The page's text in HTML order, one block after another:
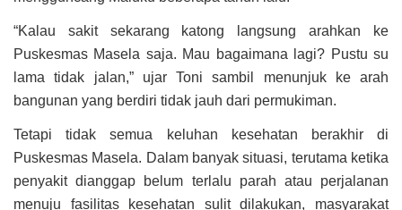
“Kalau sakit sekarang katong langsung arahkan ke
Puskesmas Masela saja. Mau bagaimana lagi? Pustu su
lama tidak jalan,” ujar Toni sambil menunjuk ke arah
bangunan yang berdiri tidak jauh dari permukiman.
Tetapi tidak semua keluhan kesehatan berakhir di
Puskesmas Masela. Dalam banyak situasi, terutama ketika
penyakit dianggap belum terlalu parah atau perjalanan
menuju fasilitas kesehatan sulit dilakukan, masyarakat